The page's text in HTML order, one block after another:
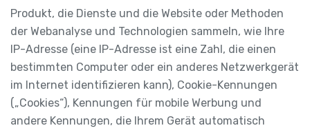
Produkt, die Dienste und die Website oder Methoden
der Webanalyse und Technologien sammeln, wie Ihre
IP-Adresse (eine IP-Adresse ist eine Zahl, die einen
bestimmten Computer oder ein anderes Netzwerkgerät
im Internet identifizieren kann), Cookie-Kennungen
(„Cookies“), Kennungen für mobile Werbung und
andere Kennungen, die Ihrem Gerät automatisch